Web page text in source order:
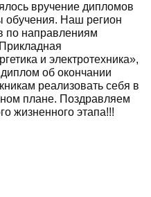
вручение дипломов
обучения. Наш регион
по направлениям
и электротехника»,
об окончании
реализовать себя в
плане. Поздравляем
жизненного этапа!!!